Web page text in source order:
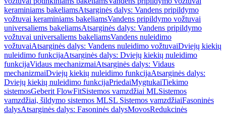
keraminiams bakeliamsAtsarginės dalys: Vandens pripildymo
vožtuvai keraminiams bakeliamsVandens pripildymo vožtuvai
universaliems bakeliamsAtsarginės dalys: Vandens pripildymo
vožtuvai universaliems bakeliamsVandens nuleidimo
vožtuvaiAtsarginės dalys: Vandens nuleidimo vožtuvaiDviejų kiekių
nuleidimo funkcijaAtsarginės dalys: Dviejų kiekių nuleidimo
funkcijaVidaus mechanizmaiAtsarginės dalys: Vidaus
mechanizmaiDviejų kiekių nuleidimo funkcijaAtsarginės dalys:
Dviejų kiekių nuleidimo funkcijaPriedaiMygtukaiTiekimo
sistemosGeberit FlowFitSistemos vamzdžiai MLSistemos
vamzdžiai, šildymo sistemos MLSL Sistemos vamzdžiaiFasoninės
dalysAtsarginės dalys: Fasoninės dalysMovosRedukcinės